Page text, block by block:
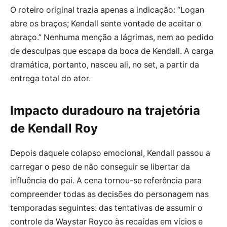
O roteiro original trazia apenas a indicação: “Logan
abre os braços; Kendall sente vontade de aceitar o
abraço.” Nenhuma menção a lágrimas, nem ao pedido
de desculpas que escapa da boca de Kendall. A carga
dramática, portanto, nasceu ali, no set, a partir da
entrega total do ator.
Impacto duradouro na trajetória
de Kendall Roy
Depois daquele colapso emocional, Kendall passou a
carregar o peso de não conseguir se libertar da
influência do pai. A cena tornou-se referência para
compreender todas as decisões do personagem nas
temporadas seguintes: das tentativas de assumir o
controle da Waystar Royco às recaídas em vícios e